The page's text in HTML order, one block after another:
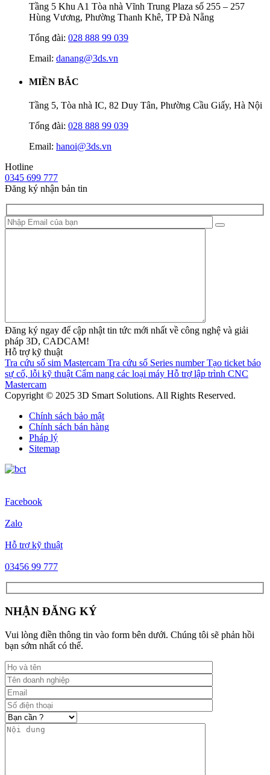
Tầng 5 Khu A1 Tòa nhà Vĩnh Trung Plaza số 255 – 257
Hùng Vương, Phường Thanh Khê, TP Đà Nẵng
Tổng đài: 028 888 99 039
Email: danang@3ds.vn
MIỀN BẮC
Tầng 5, Tòa nhà IC, 82 Duy Tân, Phường Cầu Giấy, Hà Nội
Tổng đài: 028 888 99 039
Email: hanoi@3ds.vn
Hotline
0345 699 777
Đăng ký nhận bản tin
Đăng ký ngay để cập nhật tin tức mới nhất về công nghệ và giải
pháp 3D, CADCAM!
Hỗ trợ kỹ thuật
Tra cứu số sim Mastercam Tra cứu số Series number Tạo ticket báo
sự cố, lỗi kỹ thuật Cẩm nang các loại máy Hỗ trợ lập trình CNC
Mastercam
Copyright © 2025 3D Smart Solutions. All Rights Reserved.
Chính sách bảo mật
Chính sách bán hàng
Pháp lý
Sitemap
Facebook
Zalo
Hỗ trợ kỹ thuật
03456 99 777
NHẬN ĐĂNG KÝ
Vui lòng điền thông tin vào form bên dưới. Chúng tôi sẽ phản hồi
bạn sớm nhất có thể.